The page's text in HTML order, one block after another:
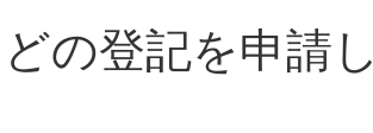
の登記を申請